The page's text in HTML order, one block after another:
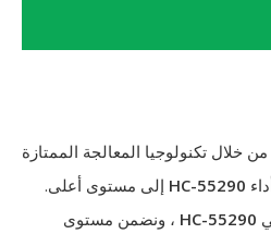
خلال تكنولوجيا المعالجة الممتازة
HC-55290 إلى مستوى أعلى.
HC-55290 ، ونضمن مستوى